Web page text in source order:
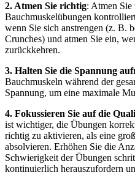
2. Atmen Sie richtig: Atmen Sie
Bauchmuskelübungen
wenn Sie sich anstrengen (z. B.
Crunches) und atmen Sie ein,
zurückkehren.
3. Halten Sie die Spannung
Bauchmuskeln während der
Spannung, um eine maximale
4. Fokussieren Sie auf die
ist wichtiger, die Übungen
richtig zu aktivieren, als eine
absolvieren. Erhöhen Sie die
Schwierigkeit der Übungen
kontinuierlich herauszufordern